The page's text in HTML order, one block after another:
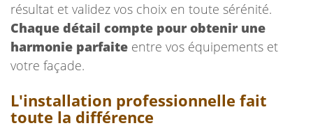
résultat et validez vos choix en toute sérénité.
Chaque détail compte pour obtenir une
harmonie parfaite entre vos équipements et
votre façade.
L'installation professionnelle fait
toute la différence